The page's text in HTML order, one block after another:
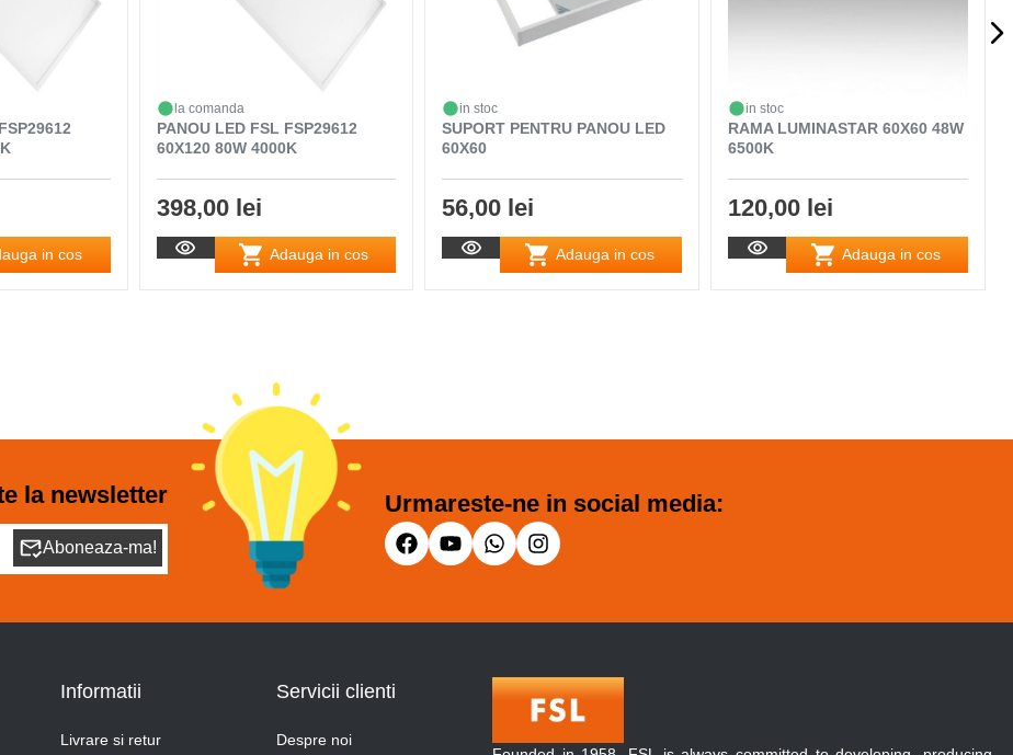
in cos
la comanda
PANOU LED FSL FSP29612
60X120 80W 4000K
398,00 lei
Adauga in cos
in stoc
SUPORT PENTRU PANOU LED
60X60
56,00 lei
Adauga in cos
in stoc
RAMA LUMINASTAR 60X60 48W
6500K
120,00 lei
Adauga in cos
la newsletter
Aboneaza-ma!
Urmareste-ne in social media:
Informatii
Livrare si retur
Servicii clienti
Despre noi